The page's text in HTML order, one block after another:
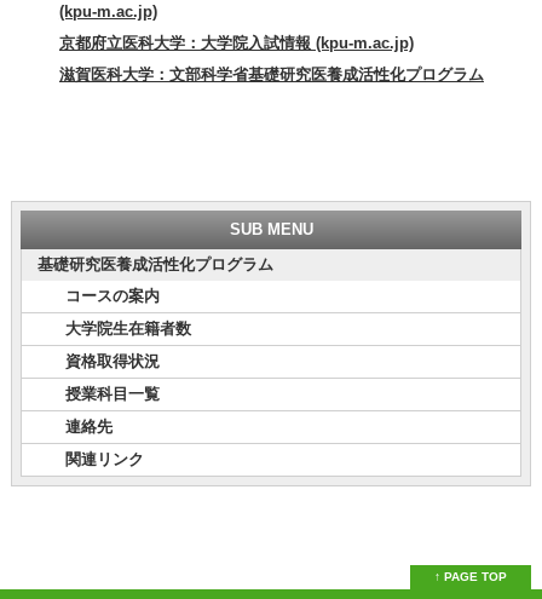
(kpu-m.ac.jp)
京都府立医科大学：大学院入試情報 (kpu-m.ac.jp)
滋賀医科大学：文部科学省基礎研究医養成活性化プログラム
SUB MENU
基礎研究医養成活性化プログラム
コースの案内
大学院生在籍者数
資格取得状況
授業科目一覧
連絡先
関連リンク
↑ PAGE TOP